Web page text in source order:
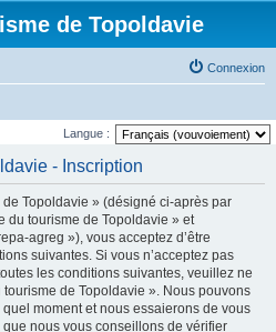
de Topoldavie
Connexion
Langue :
- Inscription
Topoldavie » (désigné ci-après par
du tourisme de Topoldavie » et
agreg »), vous acceptez d’être
suivantes. Si vous n’acceptez pas
les conditions suivantes, veuillez ne
de Topoldavie ». Nous pouvons
moment et nous essaierons de vous
nous vous conseillons de vérifier